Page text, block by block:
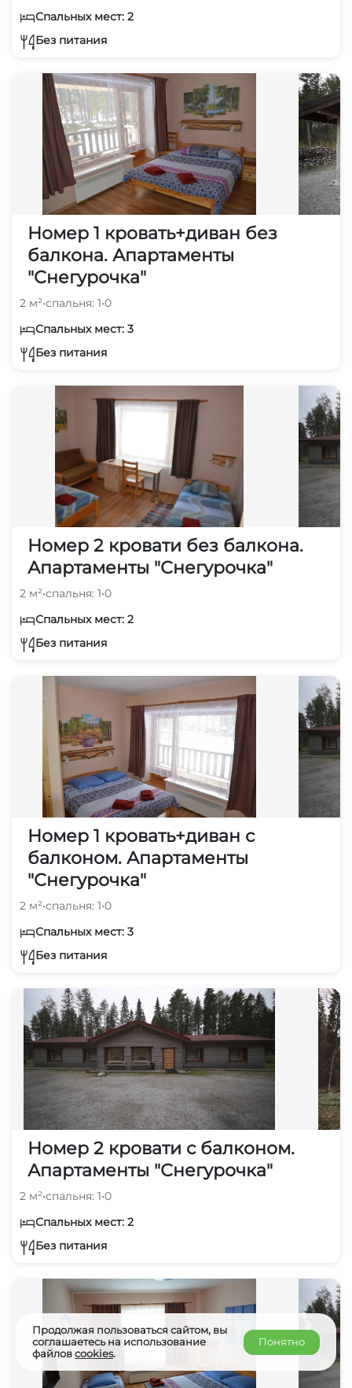
Спальных мест: 2
Без питания
Номер 1 кровать+диван без
балкона. Апартаменты
"Снегурочка"
2 м²•спальня: 1•0
Спальных мест: 3
Без питания
Номер 2 кровати без балкона.
Апартаменты "Снегурочка"
2 м²•спальня: 1•0
Спальных мест: 2
Без питания
Номер 1 кровать+диван с
балконом. Апартаменты
"Снегурочка"
2 м²•спальня: 1•0
Спальных мест: 3
Без питания
Номер 2 кровати с балконом.
Апартаменты "Снегурочка"
2 м²•спальня: 1•0
Спальных мест: 2
Без питания
Продолжая пользоваться сайтом, вы
соглашаетесь на использование
файловcookies.
Понятно